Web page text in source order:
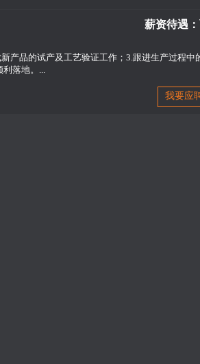
薪资待遇
产品的试产及工艺验证工作；3.跟进生产过程中
落地。...
我要应